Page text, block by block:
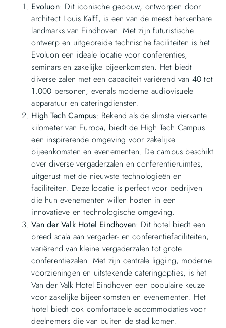
Evoluon: Dit iconische gebouw, ontworpen door
architect Louis Kalff, is een van de meest herkenbare
landmarks van Eindhoven. Met zijn futuristische
ontwerp en uitgebreide technische faciliteiten is het
Evoluon een ideale locatie voor conferenties,
seminars en zakelijke bijeenkomsten. Het biedt
diverse zalen met een capaciteit variërend van 40 tot
1.000 personen, evenals moderne audiovisuele
apparatuur en cateringdiensten.
High Tech Campus: Bekend als de slimste vierkante
kilometer van Europa, biedt de High Tech Campus
een inspirerende omgeving voor zakelijke
bijeenkomsten en evenementen. De campus beschikt
over diverse vergaderzalen en conferentieruimtes,
uitgerust met de nieuwste technologieën en
faciliteiten. Deze locatie is perfect voor bedrijven
die hun evenementen willen hosten in een
innovatieve en technologische omgeving.
Van der Valk Hotel Eindhoven: Dit hotel biedt een
breed scala aan vergader- en conferentiefaciliteiten,
variërend van kleine vergaderzalen tot grote
conferentiezalen. Met zijn centrale ligging, moderne
voorzieningen en uitstekende cateringopties, is het
Van der Valk Hotel Eindhoven een populaire keuze
voor zakelijke bijeenkomsten en evenementen. Het
hotel biedt ook comfortabele accommodaties voor
deelnemers die van buiten de stad komen.